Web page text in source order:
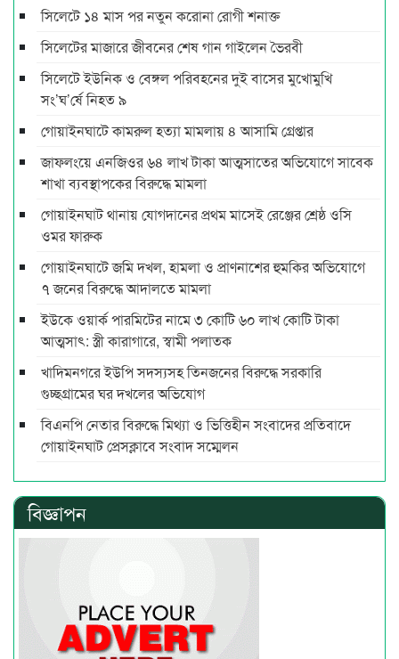
সিলেটে ১৪ মাস পর নতুন করোনা রোগী শনাক্ত
সিলেটের মাজারে জীবনের শেষ গান গাইলেন ভৈরবী
সিলেটে ইউনিক ও বেঙ্গল পরিবহনের দুই বাসের মুখোমুখি
সং’ঘ’র্ষে নিহত ৯
গোয়াইনঘাটে কামরুল হত্যা মামলায় ৪ আসামি গ্রেপ্তার
জাফলংয়ে এনজিওর ৬৪ লাখ টাকা আত্মসাতের অভিযোগে সাবেক
শাখা ব্যবস্থাপকের বিরুদ্ধে মামলা
গোয়াইনঘাট থানায় যোগদানের প্রথম মাসেই রেঞ্জের শ্রেষ্ঠ ওসি
ওমর ফারুক
গোয়াইনঘাটে জমি দখল, হামলা ও প্রাণনাশের হুমকির অভিযোগে
৭ জনের বিরুদ্ধে আদালতে মামলা
ইউকে ওয়ার্ক পারমিটের নামে ৩ কোটি ৬০ লাখ কোটি টাকা
আত্মসাৎ: স্ত্রী কারাগারে, স্বামী পলাতক
খাদিমনগরে ইউপি সদস্যসহ তিনজনের বিরুদ্ধে সরকারি
গুচ্ছগ্রামের ঘর দখলের অভিযোগ
বিএনপি নেতার বিরুদ্ধে মিথ্যা ও ভিত্তিহীন সংবাদের প্রতিবাদে
গোয়াইনঘাট প্রেসক্লাবে সংবাদ সম্মেলন
বিজ্ঞাপন